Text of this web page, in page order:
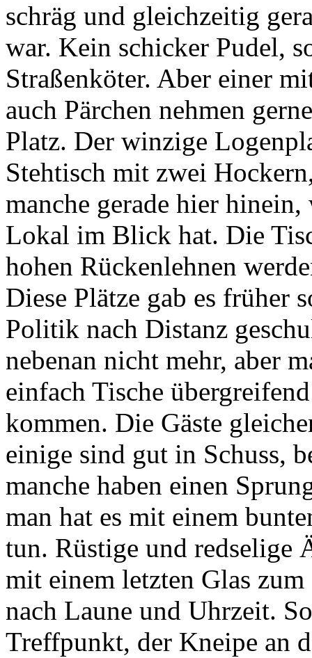
schräg und gleichzeitig
war. Kein schicker Pudel,
Straßenköter. Aber einer
auch Pärchen nehmen
Platz. Der winzige
Stehtisch mit zwei
manche gerade hier
Lokal im Blick hat. Die
hohen Rückenlehnen
Diese Plätze gab es früher
Politik nach Distanz
nebenan nicht mehr, aber
einfach Tische
kommen. Die Gäste
einige sind gut in Schuss,
manche haben einen
man hat es mit einem
tun. Rüstige und redselige
mit einem letzten Glas
nach Laune und Uhrzeit.
Treffpunkt, der Kneipe an